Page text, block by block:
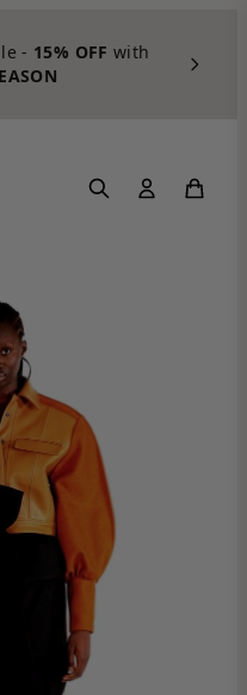
- 15% OFF with